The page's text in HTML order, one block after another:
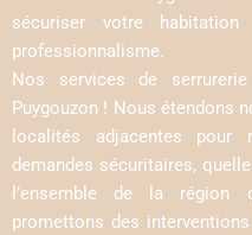
sécuriser votre
professionnalisme.
Nos services de
Puygouzon ! Nous étendons
localités adjacentes pour
demandes sécuritaires,
l’ensemble de la région
promettons des